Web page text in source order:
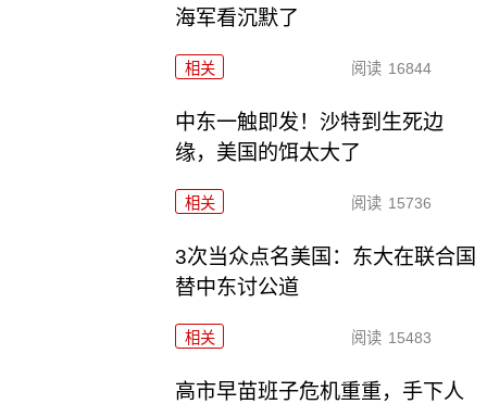
海军看沉默了
相关 阅读 16844
中东一触即发！沙特到生死边
缘，美国的饵太大了
相关 阅读 15736
3次当众点名美国：东大在联合国
替中东讨公道
相关 阅读 15483
高市早苗班子危机重重，手下人